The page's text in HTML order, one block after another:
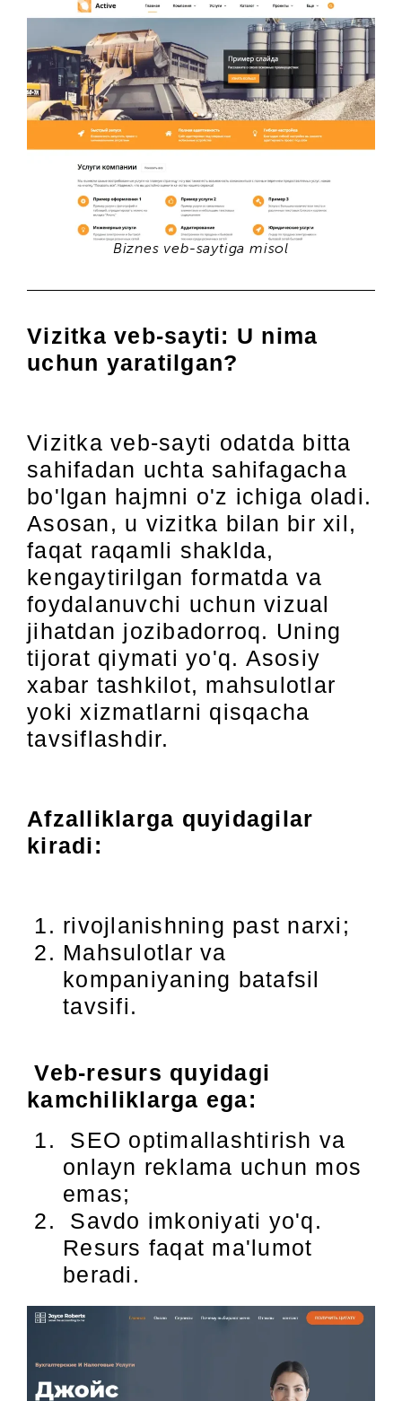
Biznes veb-saytiga misol
Vizitka veb-sayti: U nima
uchun yaratilgan?
Vizitka veb-sayti odatda bitta
sahifadan uchta sahifagacha
bo'lgan hajmni o'z ichiga oladi.
Asosan, u vizitka bilan bir xil,
faqat raqamli shaklda,
kengaytirilgan formatda va
foydalanuvchi uchun vizual
jihatdan jozibadorroq. Uning
tijorat qiymati yo'q. Asosiy
xabar tashkilot, mahsulotlar
yoki xizmatlarni qisqacha
tavsiflashdir.
Afzalliklarga quyidagilar
kiradi:
rivojlanishning past narxi;
Mahsulotlar va
kompaniyaning batafsil
tavsifi.
Veb-resurs quyidagi
kamchiliklarga ega:
SEO optimallashtirish va
onlayn reklama uchun mos
emas;
Savdo imkoniyati yo'q.
Resurs faqat ma'lumot
beradi.